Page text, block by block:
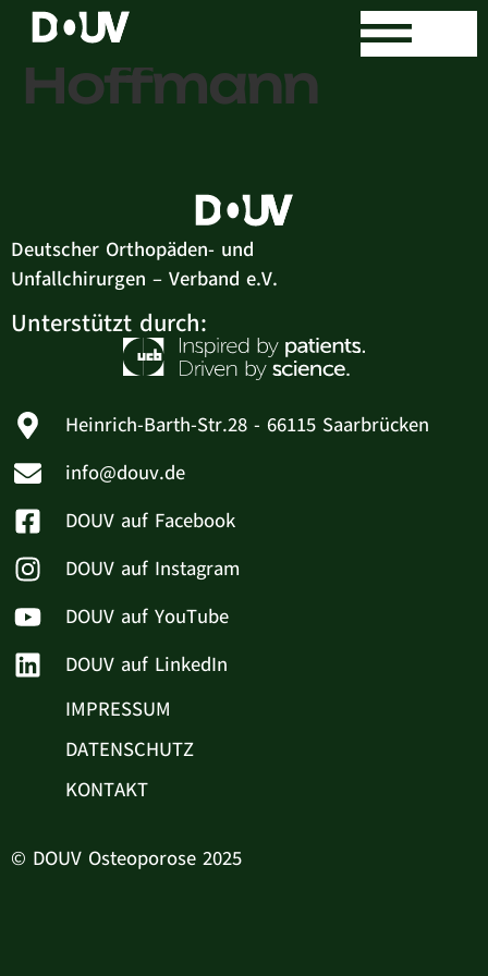
Dr. med. Sven
Hoffmann
Deutscher Orthopäden- und
Unfallchirurgen – Verband e.V.
Unterstützt durch:
Heinrich-Barth-Str.28 - 66115 Saarbrücken
info@douv.de
DOUV auf Facebook
DOUV auf Instagram
DOUV auf YouTube
DOUV auf LinkedIn
IMPRESSUM
DATENSCHUTZ
KONTAKT
© DOUV Osteoporose 2025